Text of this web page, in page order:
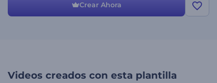
Crear Ahora
Videos creados con esta plantilla